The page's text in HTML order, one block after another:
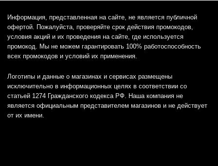
Информация, представленная на сайте, не является публичной
офертой. Пожалуйста, проверяйте срок действия промокодов,
условия акций и их проведения на сайте, где используется
промокод. Мы не можем гарантировать 100% работоспособность
всех промокодов и условий их применения.
Логотипы и данные о магазинах и сервисах размещены
исключительно в информационных целях в соответствии со
статьей 1274 Гражданского кодекса РФ. Наша компания не
является официальным представителем магазинов и не действует
от их имени.